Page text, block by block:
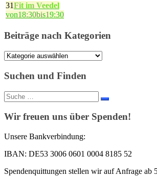
31Fit im Veedel
von18:30bis19:30
Beiträge nach Kategorien
Beiträge
Kategorien
Suchen und Finden
Suche
nach:
Wir freuen uns über Spenden!
Unsere Bankverbindung:
IBAN: DE53 3006 0601 0004 8185 52
Spendenquittungen stellen wir auf Anfrage ab